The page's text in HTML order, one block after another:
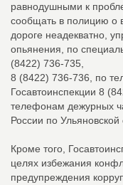
равнодушными к
сообщать в полицию о
дороге неадекватно,
опьянения, по
(8422) 736-735,
8 (8422) 736-736, по
Госавтоинспекции 8
телефонам дежурных
России по
Кроме того,
целях избежания
предупреждения